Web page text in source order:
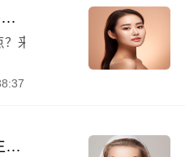
上海祛斑医生实力榜Top10介绍——林平珍医师脱颖而出
来上海，找对医生才是关键
上海市激素脸做祛斑医生上榜清单实时更新-郭新雯医生预约坐诊医院网评